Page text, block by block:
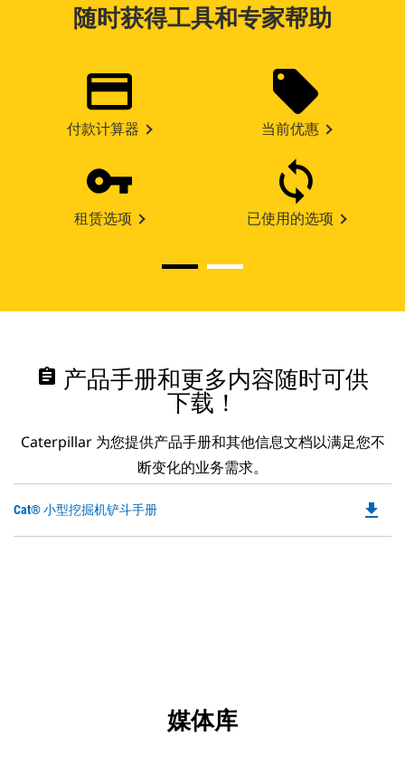
随时获得工具和专家帮助
付款计算器 当前优惠
租赁选项 已使用的选项
assignment 产品手册和更多内容随时可供
下载！
Caterpillar 为您提供产品手册和其他信息文档以满足您不
断变化的业务需求。
Cat® 小型挖掘机铲斗手册 file_download
媒体库